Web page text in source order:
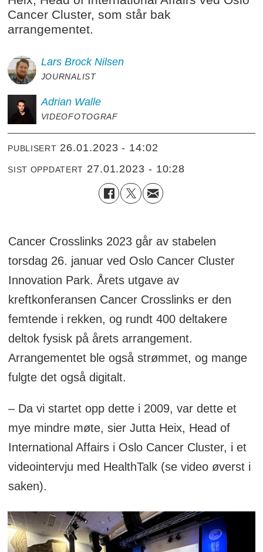
Cancer Cluster, som står bak
arrangementet.
Lars Brock Nilsen
JOURNALIST
Adrian Walle
VIDEOFOTOGRAF
PUBLISERT 26.01.2023 - 14:02
SIST OPPDATERT 27.01.2023 - 10:28
Cancer Crosslinks 2023 går av stabelen
torsdag 26. januar ved Oslo Cancer Cluster
Innovation Park. Årets utgave av
kreftkonferansen Cancer Crosslinks er den
femtende i rekken, og rundt 400 deltakere
deltok fysisk på årets arrangement.
Arrangementet ble også strømmet, og mange
fulgte det også digitalt.
– Da vi startet opp dette i 2009, var dette et
mye mindre møte, sier Jutta Heix, Head of
International Affairs i Oslo Cancer Cluster, i et
videointervju med HealthTalk (se video øverst i
saken).